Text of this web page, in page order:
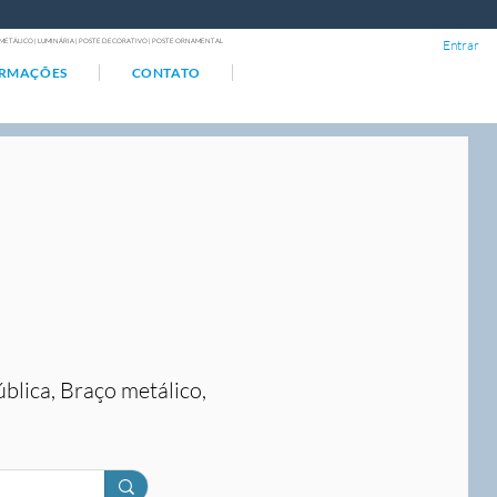
| LUMINÁRIA | POSTE DECORATIVO | POSTE ORNAMENTAL
CONTATO
Entrar
Braço metálico,